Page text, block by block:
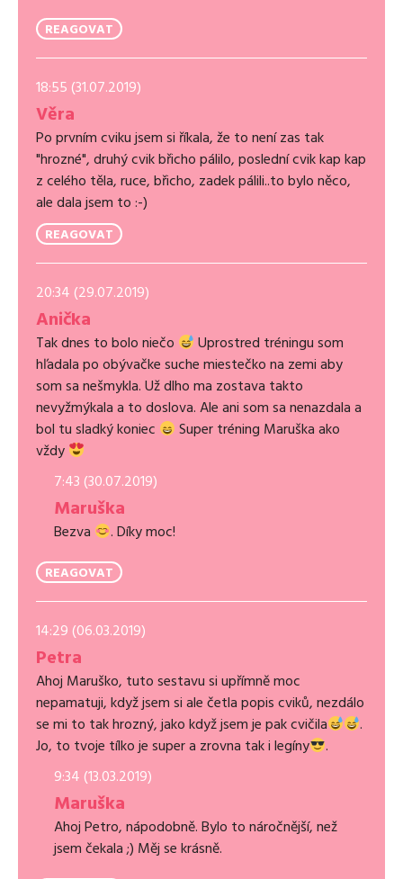
REAGOVAT
18:55 (31.07.2019)
Věra
Po prvním cviku jsem si říkala, že to není zas tak
"hrozné", druhý cvik břicho pálilo, poslední cvik kap kap
z celého těla, ruce, břicho, zadek pálili..to bylo něco,
ale dala jsem to :-)
REAGOVAT
20:34 (29.07.2019)
Anička
Tak dnes to bolo niečo
Uprostred tréningu som
hľadala po obývačke suche miestečko na zemi aby
som sa nešmykla. Už dlho ma zostava takto
nevyžmýkala a to doslova. Ale ani som sa nenazdala a
bol tu sladký koniec
Super tréning Maruška ako
vždy
7:43 (30.07.2019)
Maruška
Bezva . Díky moc!
REAGOVAT
14:29 (06.03.2019)
Petra
Ahoj Maruško, tuto sestavu si upřímně moc
nepamatuji, když jsem si ale četla popis cviků, nezdálo
se mi to tak hrozný, jako když jsem je pak cvičila
.
Jo, to tvoje tílko je super a zrovna tak i legíny
.
9:34 (13.03.2019)
Maruška
Ahoj Petro, nápodobně. Bylo to náročnější, než
jsem čekala ;) Měj se krásně.